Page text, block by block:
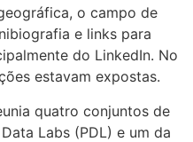
o campo de
e links para
do LinkedIn. No
estavam expostas.
quatro conjuntos de
Labs (PDL) e um da